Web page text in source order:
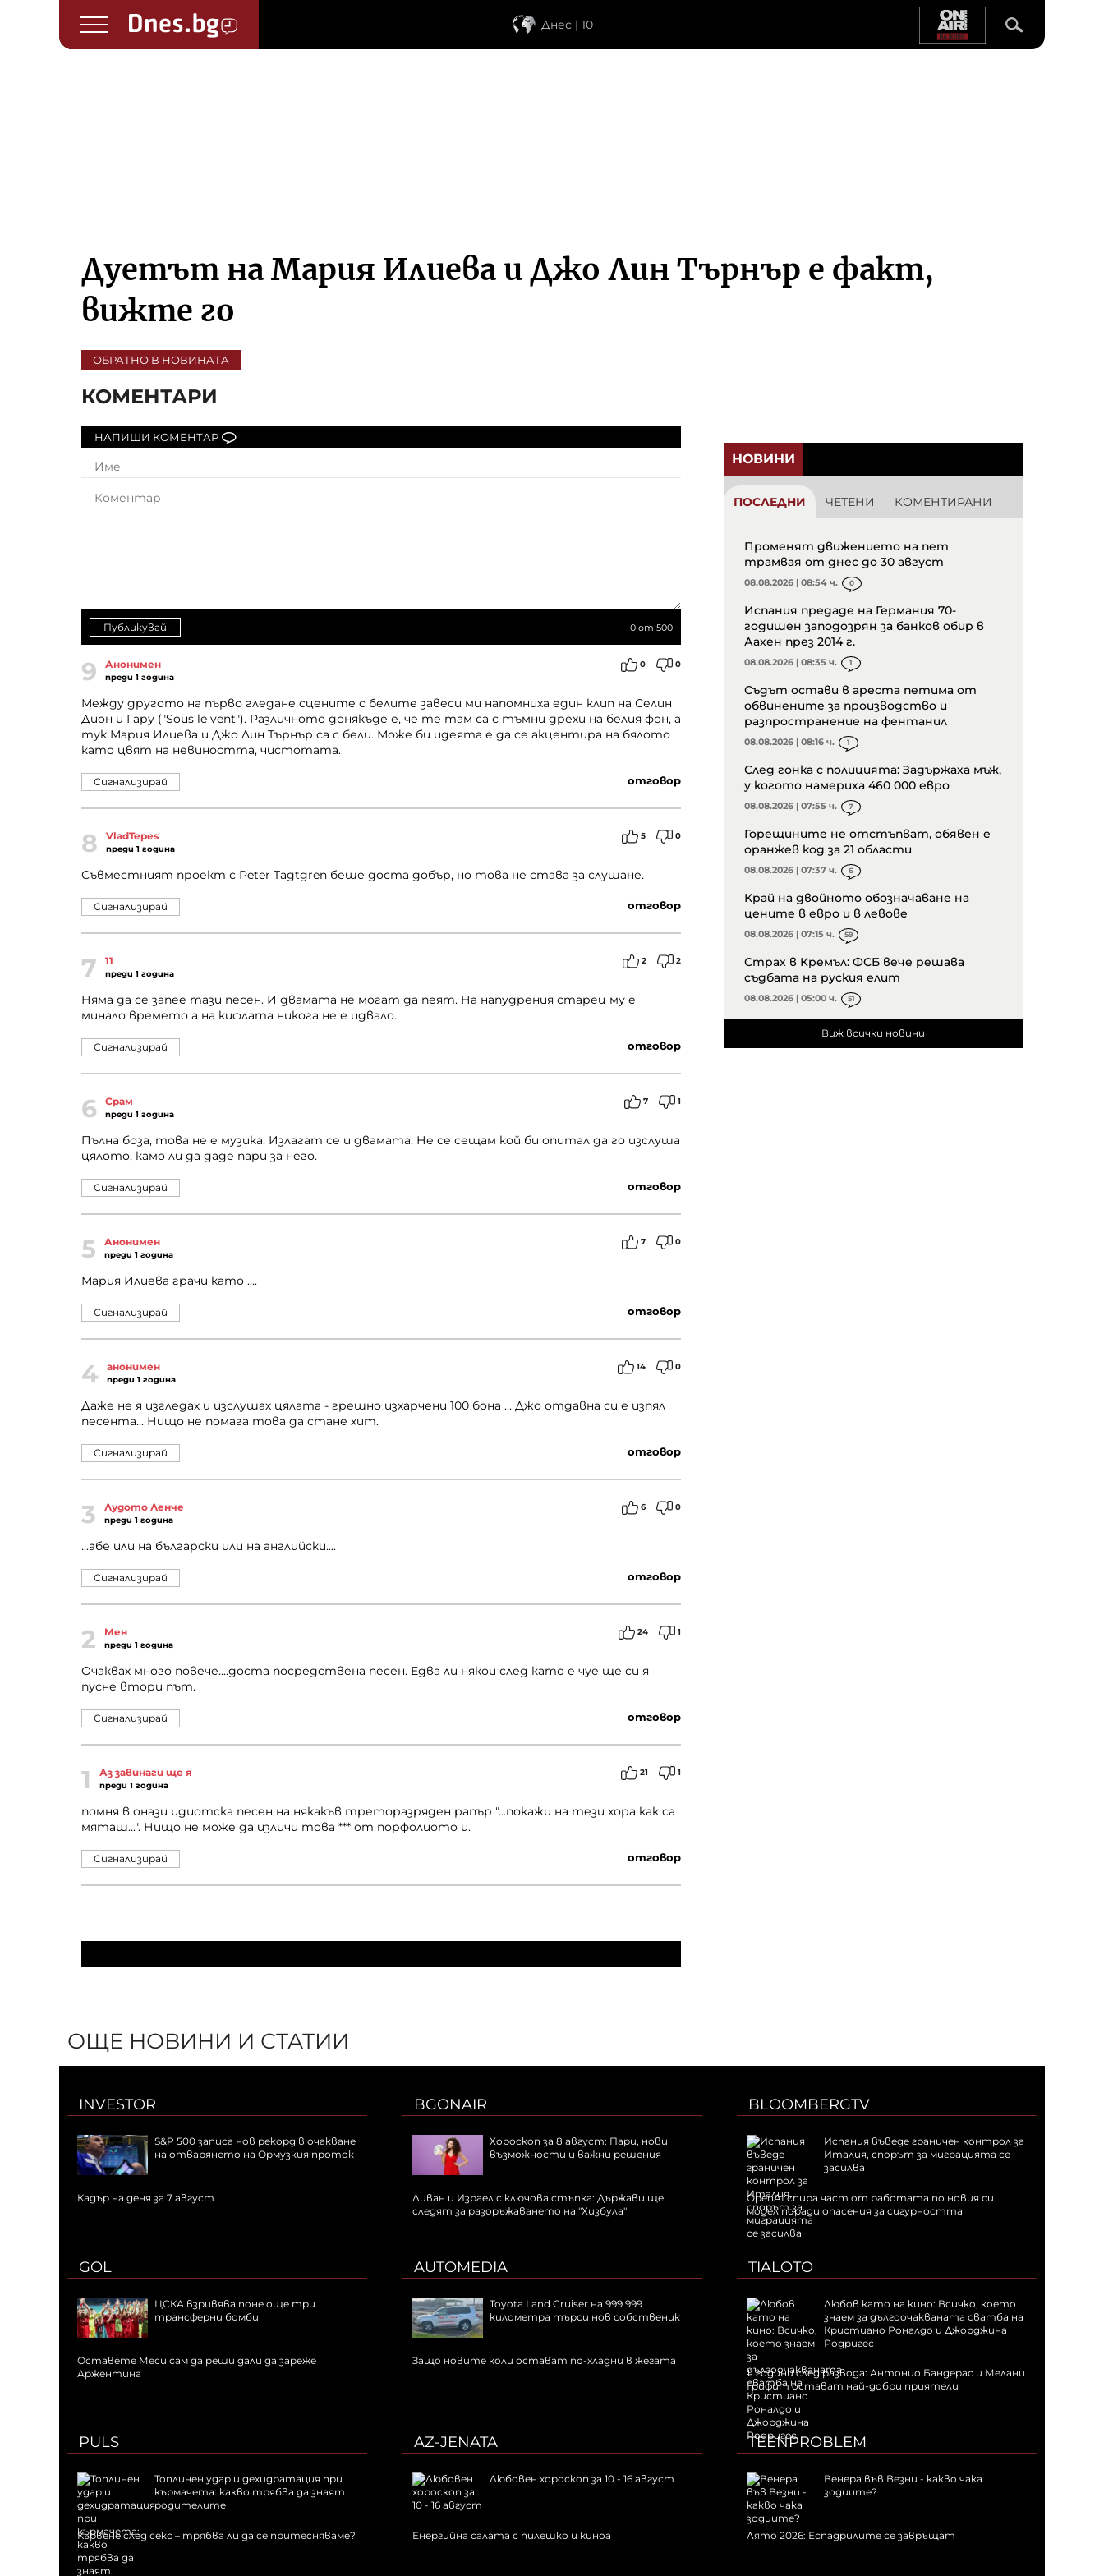
Днес | 10
Дуетът на Мария Илиева и Джо Лин Търнър е факт,
вижте го
ОБРАТНО В НОВИНАТА
КОМЕНТАРИ
НАПИШИ КОМЕНТАР
0 от 500
Публикувай
9 Анонимен
преди 1 година
0 0
Между другото на първо гледане сцените с белите завеси ми напомниха един клип на Селин
Дион и Гару ("Sous le vent"). Различното донякъде е, че те там са с тъмни дрехи на белия фон, а
тук Мария Илиева и Джо Лин Търнър са с бели. Може би идеята е да се акцентира на бялото
като цвят на невиността, чистотата.
отговор
Сигнализирай
8 VladTepes
преди 1 година
5 0
Съвместният проект с Peter Tagtgren беше доста добър, но това не става за слушане.
отговор
Сигнализирай
7 11
преди 1 година
2 2
Няма да се запее тази песен. И двамата не могат да пеят. На напудрения старец му е
минало времето а на кифлата никога не е идвало.
отговор
Сигнализирай
6 Срам
преди 1 година
7 1
Пълна боза, това не е музика. Излагат се и двамата. Не се сещам кой би опитал да го изслуша
цялото, камо ли да даде пари за него.
отговор
Сигнализирай
5 Анонимен
преди 1 година
7 0
Мария Илиева грачи като ....
отговор
Сигнализирай
4 анонимен
преди 1 година
14 0
Даже не я изгледах и изслушах цялата - грешно изхарчени 100 бона ... Джо отдавна си е изпял
песента... Нищо не помага това да стане хит.
отговор
Сигнализирай
3 Лудото Ленче
преди 1 година
6 0
...абе или на български или на английски....
отговор
Сигнализирай
2 Мен
преди 1 година
24 1
Очаквах много повече....доста посредствена песен. Едва ли някои след като е чуе ще си я
пусне втори път.
отговор
Сигнализирай
1 Аз завинаги ще я
преди 1 година
21 1
помня в онази uдuотска песен на някакъв треторазряден рапър "...покажи на тези хора как са
мяташ...". Нищо не може да изличи това *** от порфолиото и.
отговор
Сигнализирай
НОВИНИ
ПОСЛЕДНИ ЧЕТЕНИ КОМЕНТИРАНИ
Променят движението на пет
трамвая от днес до 30 август
08.08.2026 | 08:54 ч. 0
Испания предаде на Германия 70-
годишен заподозрян за банков обир в
Аахен през 2014 г.
08.08.2026 | 08:35 ч. 1
Съдът остави в ареста петима от
обвинените за производство и
разпространение на фентанил
08.08.2026 | 08:16 ч. 1
След гонка с полицията: Задържаха мъж,
у когото намериха 460 000 евро
08.08.2026 | 07:55 ч. 7
Горещините не отстъпват, обявен е
оранжев код за 21 области
08.08.2026 | 07:37 ч. 6
Край на двойното обозначаване на
цените в евро и в левове
08.08.2026 | 07:15 ч. 59
Страх в Кремъл: ФСБ вече решава
съдбата на руския елит
08.08.2026 | 05:00 ч. 51
Виж всички новини
ОЩЕ НОВИНИ И СТАТИИ
INVESTOR
S&P 500 записа нов рекорд в очакване
на отварянето на Ормузкия проток
Кадър на деня за 7 август
BGONAIR
Хороскоп за 8 август: Пари, нови
възможности и важни решения
Ливан и Израел с ключова стъпка: Държави ще
следят за разоръжаването на "Хизбула"
BLOOMBERGTV
Испания въведе граничен контрол за
Италия, спорът за миграцията се
засилва
OpenAI спира част от работата по новия си
модел поради опасения за сигурността
GOL
ЦСКА взривява поне още три
трансферни бомби
Оставете Меси сам да реши дали да зареже
Аржентина
AUTOMEDIA
Toyota Land Cruiser на 999 999
километра търси нов собственик
Защо новите коли остават по-хладни в жегата
TIALOTO
Любов като на кино: Всичко, което
знаем за дългоочакваната сватба на
Кристиано Роналдо и Джорджина
Родригес
11 години след развода: Антонио Бандерас и Мелани
Грифит остават най-добри приятели
PULS
Топлинен удар и дехидратация при
кърмачета: какво трябва да знаят
родителите
Кървене след секс – трябва ли да се притесняваме?
AZ-JENATA
Любовен хороскоп за 10 - 16 август
Енергийна салата с пилешко и киноа
TEENPROBLEM
Венера във Везни - какво чака
зодиите?
Лято 2026: Еспадрилите се завръщат